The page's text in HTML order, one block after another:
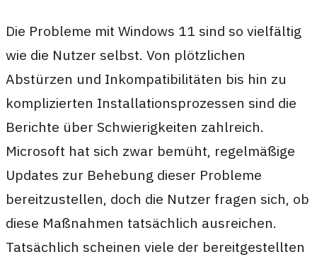
Die Probleme mit Windows 11 sind so vielfältig
wie die Nutzer selbst. Von plötzlichen
Abstürzen und Inkompatibilitäten bis hin zu
komplizierten Installationsprozessen sind die
Berichte über Schwierigkeiten zahlreich.
Microsoft hat sich zwar bemüht, regelmäßige
Updates zur Behebung dieser Probleme
bereitzustellen, doch die Nutzer fragen sich, ob
diese Maßnahmen tatsächlich ausreichen.
Tatsächlich scheinen viele der bereitgestellten